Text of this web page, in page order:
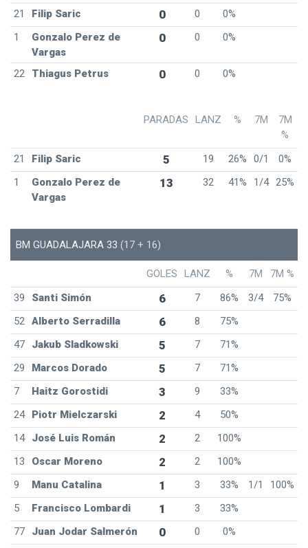
21
Filip Saric 0 0
0%
1
Gonzalo Perez de
Vargas
0 0 0%
22 Thiagus Petrus 0 0 0%
PARADAS LANZ % 7M
7M
%
21
Filip Saric 5 19 26% 0/1
0%
1
Gonzalo Perez de
Vargas
13 32 41% 1/4 25%
BM GUADALAJARA 33 (17 + 16)
GOLES LANZ % 7M
7M %
39
Santi Simón 6 7 86% 3/4
75%
52 Alberto Serradilla 6 8
75%
47
Jakub Sladkowski 5 7
71%
29
Marcos Dorado 5 7
71%
7
Haitz Gorostidi 3 9
33%
24
Piotr Mielczarski 2 4
50%
14
José Luis Román 2 2
100%
13
Oscar Moreno 2 2
100%
9
Manu Catalina 1 3 33% 1/1
100%
5
Francisco Lombardi 1 3
33%
77
Juan Jodar Salmerón 0 0 0%